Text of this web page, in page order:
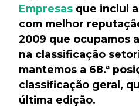
Empresas que inclui
com melhor
2009 que ocupamos
na classificação
mantemos a 68.ª
classificação geral,
última edição.